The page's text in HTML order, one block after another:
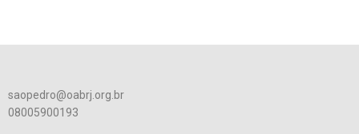
saopedro@oabrj.org.br
08005900193